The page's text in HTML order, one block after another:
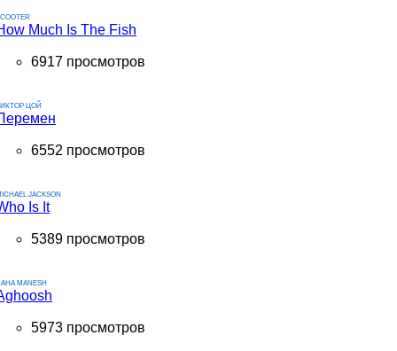
Much Is The Fish
6917 просмотров
ЦОЙ
6552 просмотров
JACKSON
Is It
5389 просмотров
MANESH
5973 просмотров